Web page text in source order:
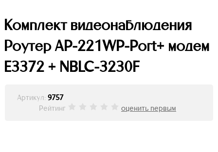
Комплект видеонаблюдения
Роутер AP-221WP-Port+ модем
E3372 + NBLC-3230F
Артикул: 9757
Рейтинг
оценить первым